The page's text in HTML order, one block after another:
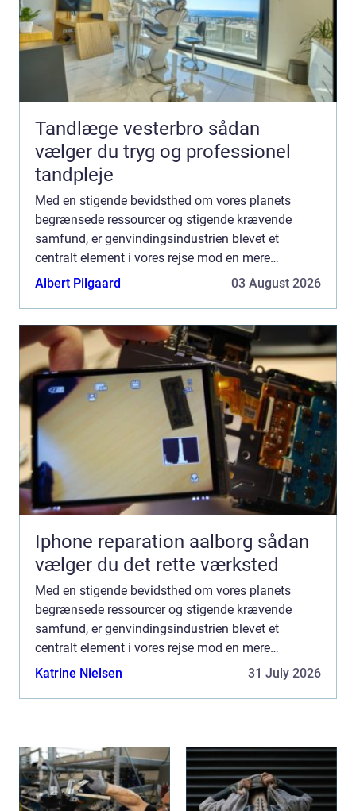
Tandlæge vesterbro sådan
vælger du tryg og professionel
tandpleje
Med en stigende bevidsthed om vores planets
begrænsede ressourcer og stigende krævende
samfund, er genvindingsindustrien blevet et
centralt element i vores rejse mod en mere
bæredygtig fremtid. Udfordringen med at genbruge
Albert Pilgaard 03 August 2026
Iphone reparation aalborg sådan
vælger du det rette værksted
Med en stigende bevidsthed om vores planets
begrænsede ressourcer og stigende krævende
samfund, er genvindingsindustrien blevet et
centralt element i vores rejse mod en mere
bæredygtig fremtid. Udfordringen med at genbruge
Katrine Nielsen 31 July 2026